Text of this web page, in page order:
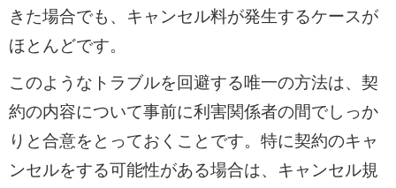
きた場合でも、キャンセル料が発生するケースが
ほとんどです。
このようなトラブルを回避する唯一の方法は、契
約の内容について事前に利害関係者の間でしっか
りと合意をとっておくことです。特に契約のキャ
ンセルをする可能性がある場合は、キャンセル規